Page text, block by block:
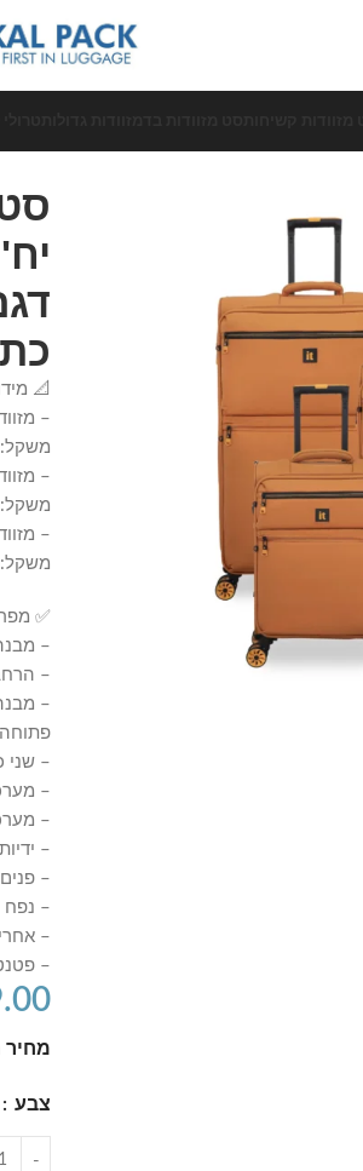
📐
משקל: 2.29 ק"ג
משקל: 2.69 ק"ג
משקל: 3.05 ק"ג
✅
–
–
–
– שני
– מערכת
–
–
–
– נפח
– אחריות
– פטנט
צבע